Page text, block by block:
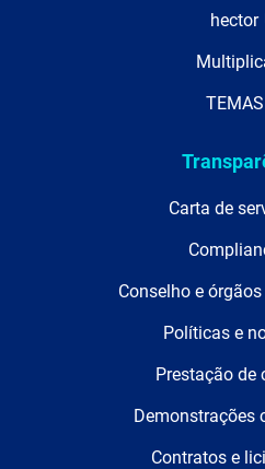
hector
TEMAS
Carta de
Conselho e
Políticas e
Prestação de
Demonstrações
Contratos e